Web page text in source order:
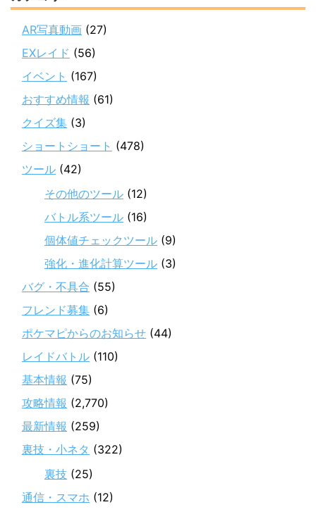
AR写真動画 (27)
EXレイド (56)
イベント (167)
おすすめ情報 (61)
クイズ集 (3)
ショートショート (478)
ツール (42)
その他のツール (12)
バトル系ツール (16)
個体値チェックツール (9)
強化・進化計算ツール (3)
バグ・不具合 (55)
フレンド募集 (6)
ポケマピからのお知らせ (44)
レイドバトル (110)
基本情報 (75)
攻略情報 (2,770)
最新情報 (259)
裏技・小ネタ (322)
裏技 (25)
通信・スマホ (12)